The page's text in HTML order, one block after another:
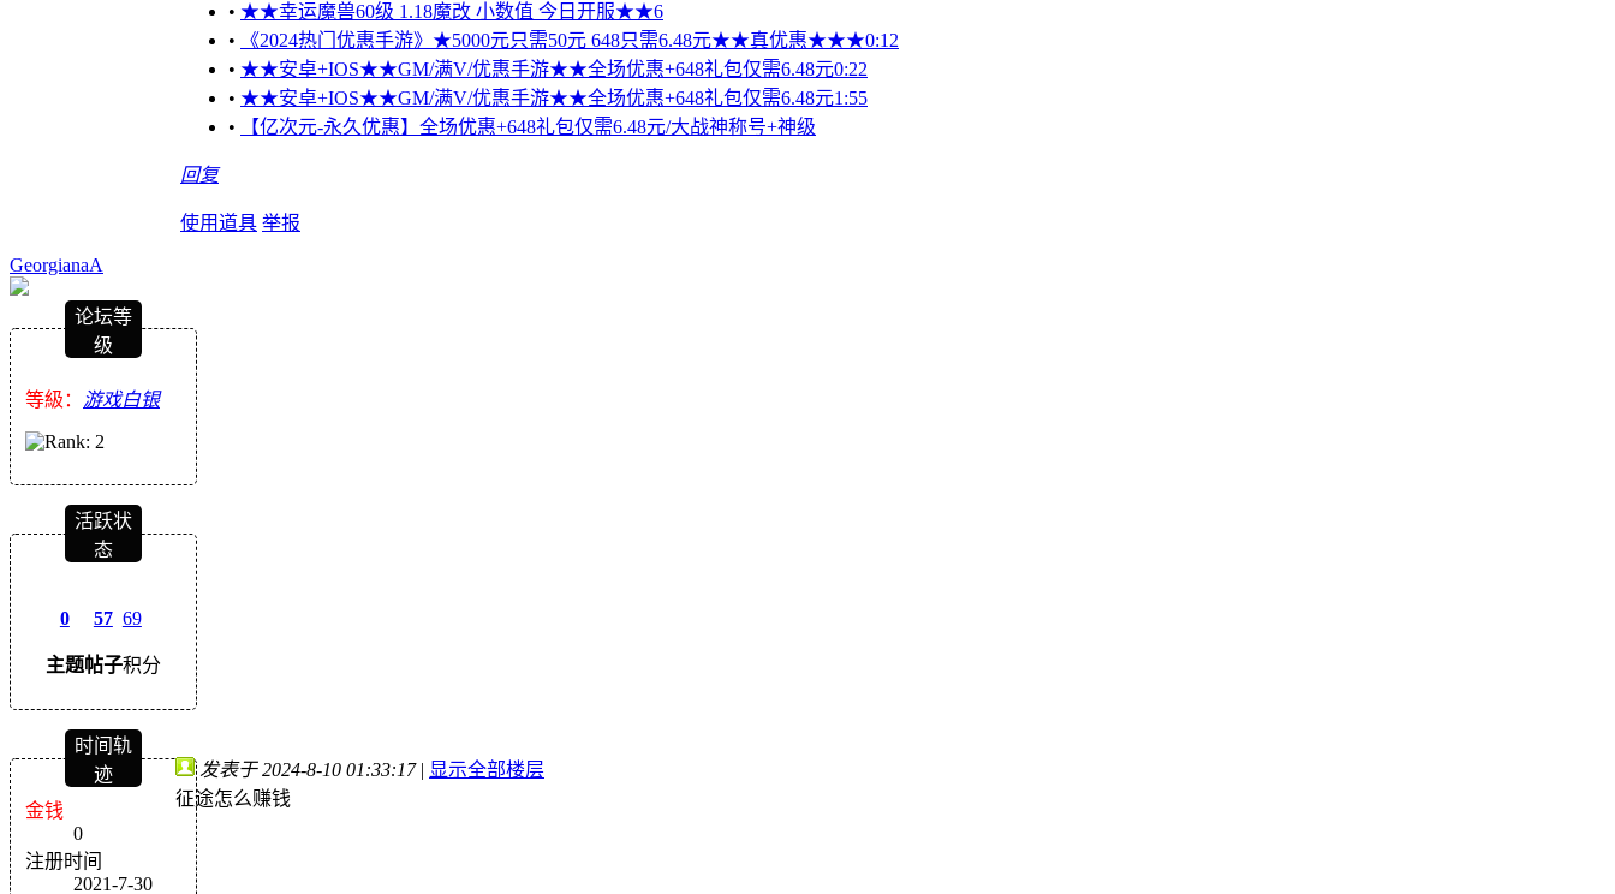
• ★★幸运魔兽60级 1.18魔改 小数值 今日开服★★6
•
《2024热门优惠手游》★5000元只需50元 648只需6.48元★★真优惠★★★0:12
• ★★安卓+IOS★★GM/满V/优惠手游★★全场优惠+648礼包仅需6.48元0:22
• ★★安卓+IOS★★GM/满V/优惠手游★★全场优惠+648礼包仅需6.48元1:55
•
【亿次元-永久优惠】全场优惠+648礼包仅需6.48元/大战神称号+神级
回复
使用道具 举报
GeorgianaA
论坛等
级
等級： 游戏白银
活跃状
态
0
主题
57
帖子
69
积分
时间轨
迹
金钱
0
注册时间
2021-7-30
发表于 2024-8-10 01:33:17 | 显示全部楼层
征途怎么赚钱